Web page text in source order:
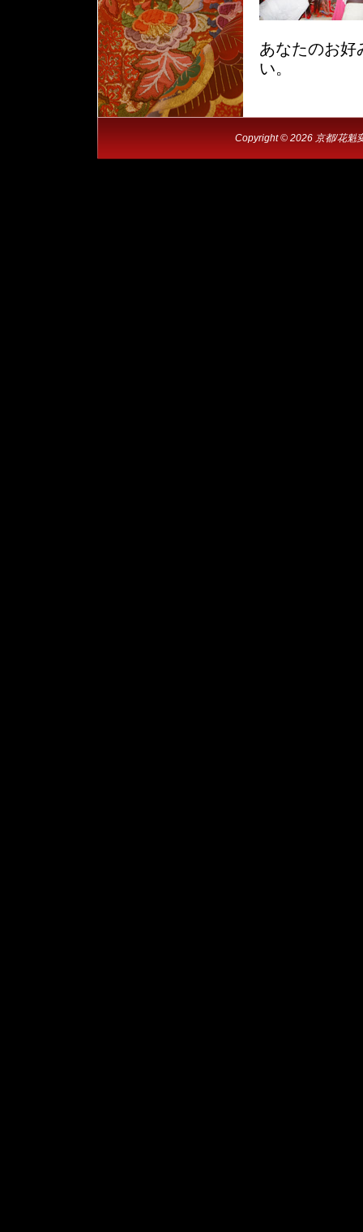
あなたのお好
い。
Copyright © 2026 京都/花魁